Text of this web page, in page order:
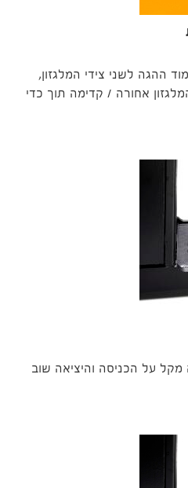
ההגה לשני צידי המלגזון,
אחורה / קדימה תוך כדי
על הכניסה והיציאה שוב